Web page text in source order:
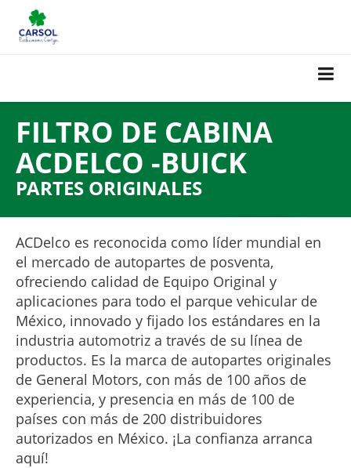
FILTRO DE CABINA
ACDELCO -BUICK
PARTES ORIGINALES
ACDelco es reconocida como líder mundial en
el mercado de autopartes de posventa,
ofreciendo calidad de Equipo Original y
aplicaciones para todo el parque vehicular de
México, innovado y fijado los estándares en la
industria automotriz a través de su línea de
productos. Es la marca de autopartes originales
de General Motors, con más de 100 años de
experiencia, y presencia en más de 100 de
países con más de 200 distribuidores
autorizados en México. ¡La confianza arranca
aquí!